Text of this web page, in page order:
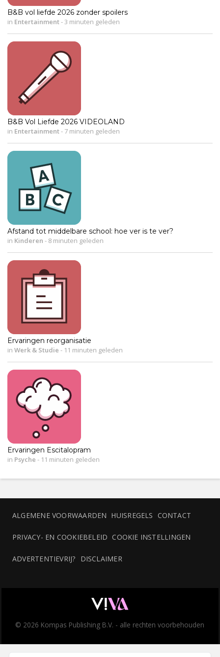
B&B vol liefde 2026 zonder spoilers
in Entertainment-3 minuten geleden
B&B Vol Liefde 2026 VIDEOLAND
in Entertainment- 7 minuten geleden
Afstand tot middelbare school: hoe ver is te ver?
in Kinderen - 8 minuten geleden
Ervaringen reorganisatie
in Werk & Studie - 11 minuten geleden
Ervaringen Escitalopram
in Psyche - 11 minuten geleden
ALGEMENE VOORWAARDEN HUISREGELS CONTACT
PRIVACY- EN COOKIEBELEID COOKIE INSTELLINGEN
ADVERTENTIEVRIJ? DISCLAIMER
© 2026 Kompas Publishing B.V. - alle rechten voorbehouden